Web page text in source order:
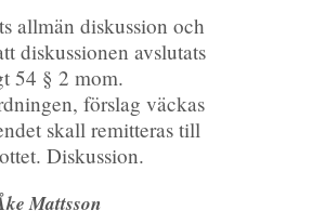
allmän diskussion och
diskussionen avslutats
54 § 2 mom.
förslag väckas
skall remitteras till
Diskussion.
Mattsson